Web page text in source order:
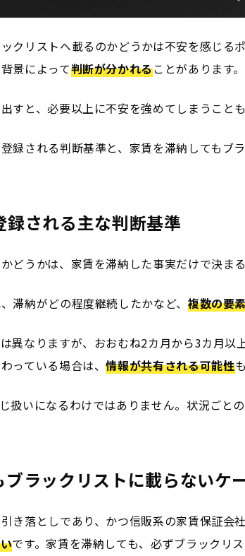
クリストへ載るのかどうかは不安を感じる
景によって判断が分かれることがあります。
すと、必要以上に不安を強めてしまうことも
録される判断基準と、家賃を滞納してもブ
される主な判断基準
どうかは、家賃を滞納した事実だけで決ま
滞納がどの程度継続したかなど、 複数の要
異なりますが、おおむね2カ月から3カ月以
っている場合は、情報が共有される可能性
扱いになるわけではありません。状況ごと
ラックリストに載らないケ
き落としであり、かつ信販系の家賃保証会
です。家賃を滞納しても、必ずブラックリ